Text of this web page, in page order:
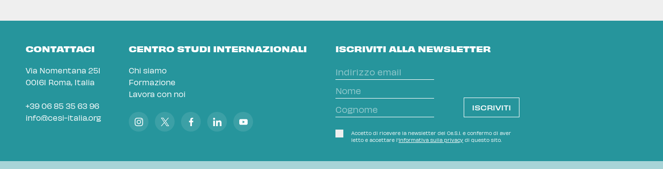
CONTATTACI
Via Nomentana 251
00161 Roma, Italia
+39 06 85 35 63 96
info@cesi-italia.org
CENTRO STUDI INTERNAZIONALI
Chi siamo
Formazione
Lavora con noi
ISCRIVITI ALLA NEWSLETTER
Accetto di ricevere la newsletter del Ce.S.I. e confermo di aver
letto e accettare l'Informativa sulla privacydi questo sito.